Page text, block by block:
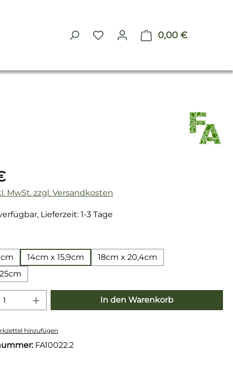
0,00 €
MwSt. zzgl. Versandkosten
Lieferzeit: 1-3 Tage
14cm x 15,9cm
18cm x 20,4cm
Anzahl: Gib den gewünschten
In den Warenkorb
hinzufügen
FA10022.2